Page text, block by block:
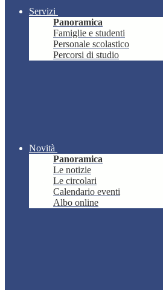
Servizi
Panoramica
Famiglie e studenti
Personale scolastico
Percorsi di studio
Novità
Panoramica
Le notizie
Le circolari
Calendario eventi
Albo online